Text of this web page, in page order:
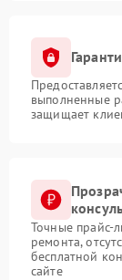
выполненные
защищает
Точные прайс-
ремонта,
бесплатной
сайте